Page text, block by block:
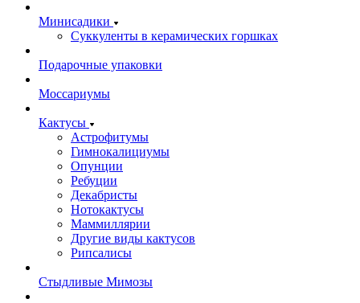
Минисадики
Суккуленты в керамических горшках
Подарочные упаковки
Моссариумы
Кактусы
Астрофитумы
Гимнокалициумы
Опунции
Ребуции
Декабристы
Нотокактусы
Маммиллярии
Другие виды кактусов
Рипсалисы
Стыдливые Мимозы